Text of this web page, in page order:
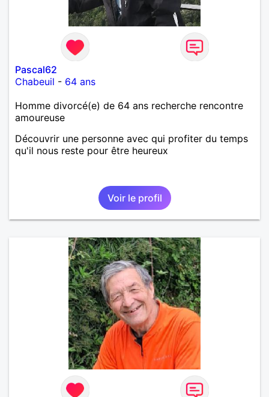
Pascal62
Chabeuil - 64 ans
Homme divorcé(e) de 64 ans recherche rencontre
amoureuse
Découvrir une personne avec qui profiter du temps
qu'il nous reste pour être heureux
Voir le profil